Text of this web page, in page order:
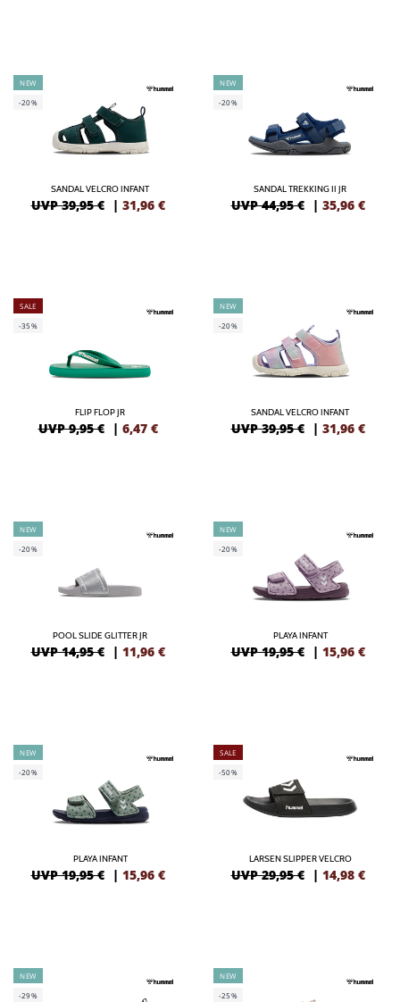
NEW
-20%
SANDAL VELCRO INFANT
UVP 39,95 € | 31,96 €
NEW
-20%
SANDAL TREKKING II JR
UVP 44,95 € | 35,96 €
SALE
-35%
FLIP FLOP JR
UVP 9,95 € | 6,47 €
NEW
-20%
SANDAL VELCRO INFANT
UVP 39,95 € | 31,96 €
NEW
-20%
POOL SLIDE GLITTER JR
UVP 14,95 € | 11,96 €
NEW
-20%
PLAYA INFANT
UVP 19,95 € | 15,96 €
NEW
-20%
PLAYA INFANT
UVP 19,95 € | 15,96 €
SALE
-50%
LARSEN SLIPPER VELCRO
UVP 29,95 € | 14,98 €
NEW
-29%
NEW
-25%